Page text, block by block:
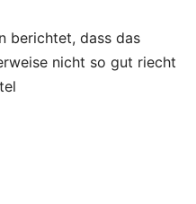
berichtet, dass das
nicht so gut riecht